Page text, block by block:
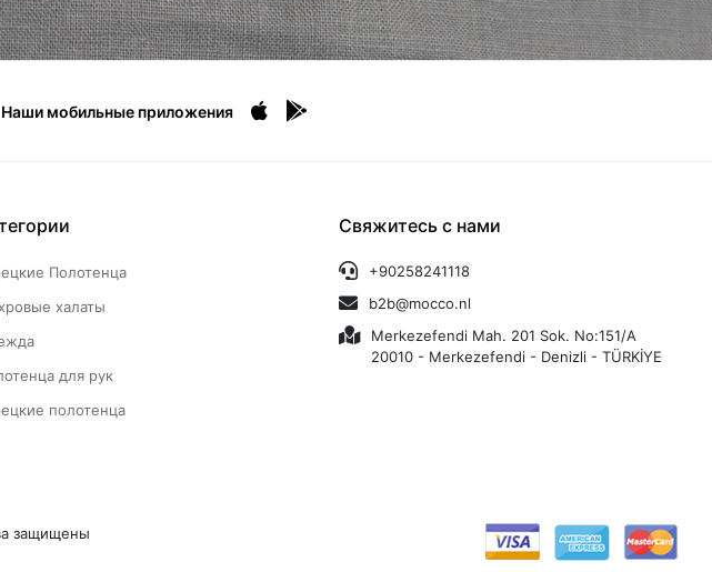
Наши мобильные приложения
Полотенца
халаты
для рук
полотенца
Свяжитесь с нами
+90258241118
b2b@mocco.nl
Merkezefendi Mah. 201 Sok. No:151/A
20010 - Merkezefendi - Denizli - TÜRKİYE
защищены